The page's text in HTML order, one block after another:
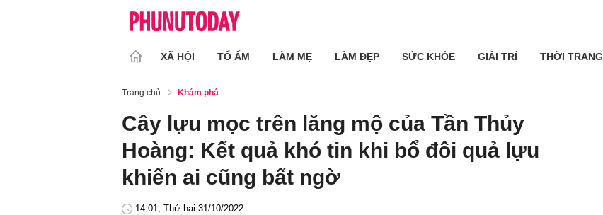
XÃ HỘI TỔ ẤM LÀM MẸ LÀM ĐẸP SỨC KHỎE GIẢI TRÍ THỜI TRANG
Trang chủ Khám phá
Cây lựu mọc trên lăng mộ của Tần Thủy
Hoàng: Kết quả khó tin khi bổ đôi quả lựu
khiến ai cũng bất ngờ
14:01, Thứ hai 31/10/2022